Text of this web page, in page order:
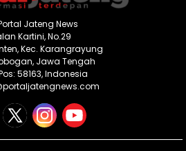
Jateng News
Kartini, No.29
Kec. Karangrayung
Jawa Tengah
58163, Indonesia